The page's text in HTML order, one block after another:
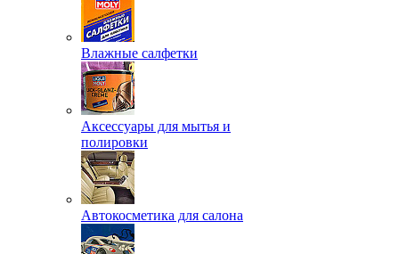
Влажные салфетки
Аксессуары для мытья и
полировки
Автокосметика для салона